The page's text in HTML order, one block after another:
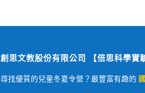
創思文教股份有限公司 【倍思科學實
尋找優質的兒童冬夏令營？最豐富有趣的